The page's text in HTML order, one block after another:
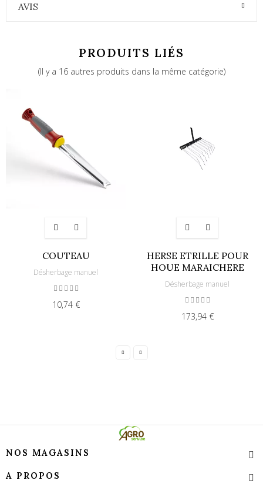
AVIS
PRODUITS LIÉS
(Il y a 16 autres produits dans la même catégorie)
COUTEAU
Désherbage manuel
10,74 €
HERSE ETRILLE POUR
HOUE MARAICHERE
Désherbage manuel
173,94 €
NOS MAGASINS
A PROPOS